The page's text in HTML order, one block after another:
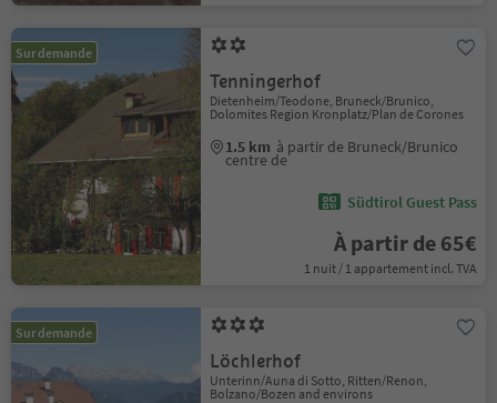
Sur demande
Tenningerhof
Dietenheim/Teodone, Bruneck/Brunico,
Dolomites Region Kronplatz/Plan de Corones
1.5 km à partir de Bruneck/Brunico
centre de
Südtirol Guest Pass
À partir de 65€
1 nuit / 1 appartement incl. TVA
Sur demande
Löchlerhof
Unterinn/Auna di Sotto, Ritten/Renon,
Bolzano/Bozen and environs